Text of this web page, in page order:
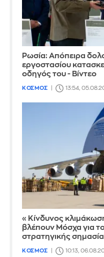
Ρωσία: Απόπειρα
εργοστασίου
οδηγός του - Βίντεο
ΚΟΣΜΟΣ 13:54,
«Κίνδυνος
βλέπουν Μόσχα για
στρατηγικής
ΚΟΣΜΟΣ 10:13,